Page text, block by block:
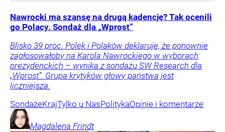
Nawrocki ma szansę na drugą kadencję? Tak ocenili
go Polacy. Sondaż dla „Wprost”
Blisko 39 proc. Polek i Polaków deklaruje, że ponownie
zagłosowałoby na Karola Nawrockiego w wyborach
prezydenckich – wynika z sondażu SW Research dla
„Wprost”. Grupa krytyków głowy państwa jest
liczniejsza.
SondażeKrajTylko u NasPolitykaOpinie i komentarze
Magdalena Frindt